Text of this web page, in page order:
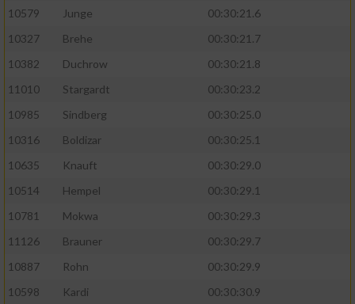
10579
Junge
00:30:21.6
10327
Brehe
00:30:21.7
10382
Duchrow
00:30:21.8
11010
Stargardt
00:30:23.2
10985
Sindberg
00:30:25.0
10316
Boldizar
00:30:25.1
10635
Knauft
00:30:29.0
10514
Hempel
00:30:29.1
10781
Mokwa
00:30:29.3
11126
Brauner
00:30:29.7
10887
Rohn
00:30:29.9
10598
Kardi
00:30:30.9